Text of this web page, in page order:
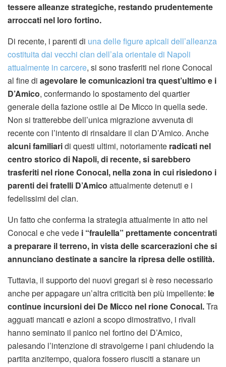
tessere alleanze strategiche, restando prudentemente
arroccati nel loro fortino.
Di recente, i parenti di una delle figure apicali dell’alleanza
costituita dai vecchi clan dell’ala orientale di Napoli
attualmente in carcere, si sono trasferiti nel rione Conocal
al fine di agevolare le comunicazioni tra quest’ultimo e i
D’Amico, confermando lo spostamento del quartier
generale della fazione ostile ai De Micco in quella sede.
Non si tratterebbe dell’unica migrazione avvenuta di
recente con l’intento di rinsaldare il clan D’Amico. Anche
alcuni familiaridi questi ultimi, notoriamente radicati nel
centro storico di Napoli, di recente, si sarebbero
trasferiti nel rione Conocal, nella zona in cui risiedono i
parenti dei fratelli D’Amico attualmente detenuti e i
fedelissimi del clan.
Un fatto che conferma la strategia attualmente in atto nel
Conocal e che vede i “fraulella” prettamente concentrati
a preparare il terreno, in vista delle scarcerazioni che si
annunciano destinate a sancire la ripresa delle ostilità.
Tuttavia, il supporto dei nuovi gregari si è reso necessario
anche per appagare un’altra criticità ben più impellente: le
continue incursioni dei De Micco nel rione Conocal.Tra
agguati mancati e azioni a scopo dimostrativo, i rivali
hanno seminato il panico nel fortino dei D’Amico,
palesando l’intenzione di stravolgerne i pani chiudendo la
partita anzitempo, qualora fossero riusciti a stanare un